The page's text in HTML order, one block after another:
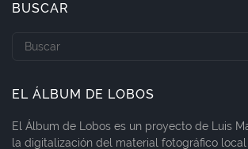
BUSCAR
EL ÁLBUM DE LOBOS
El Álbum de Lobos es un proyecto de Luis
la digitalización del material fotográfico local